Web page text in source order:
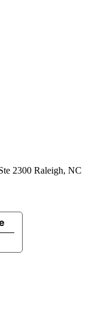
2300 Raleigh, NC